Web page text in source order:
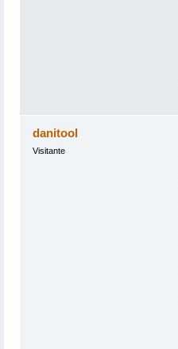
danitool
Visitante